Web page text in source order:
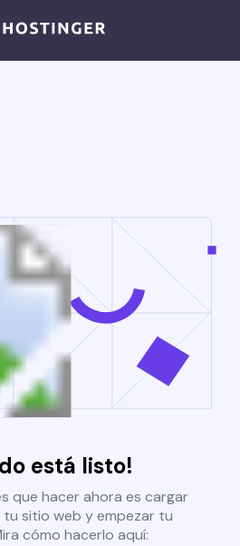
está listo!
que hacer ahora es cargar
sitio web y empezar tu
cómo hacerlo aquí: